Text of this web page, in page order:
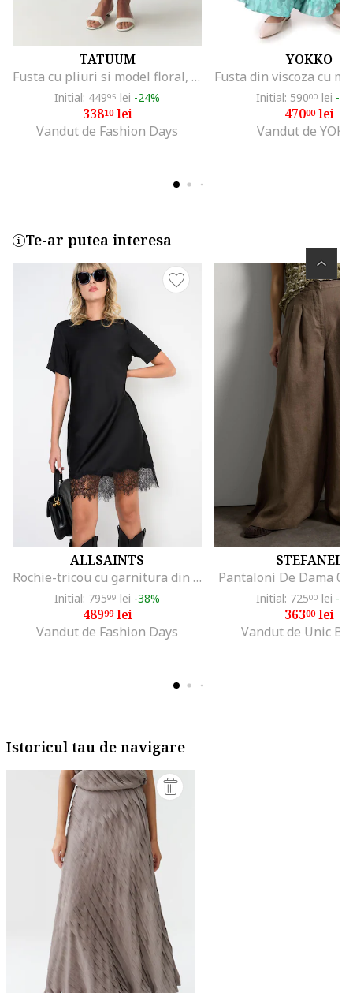
TATUUM
Fusta cu pliuri si model floral, Alb fildes/Verde masliniu
Initial: 44995 lei -24%
33810lei
Vandut de Fashion Days
YOKKO
Initial: 59000 lei -
47000lei
Vandut de
Te-ar putea interesa
ALLSAINTS
Rochie-tricou cu garnitura din dantela, Negru
Initial: 79599 lei -38%
48999lei
Vandut de Fashion Days
STEFANEL
Pantaloni De Dama
Initial: 72500 lei -
36300lei
Vandut de Unic
Istoricul tau de navigare